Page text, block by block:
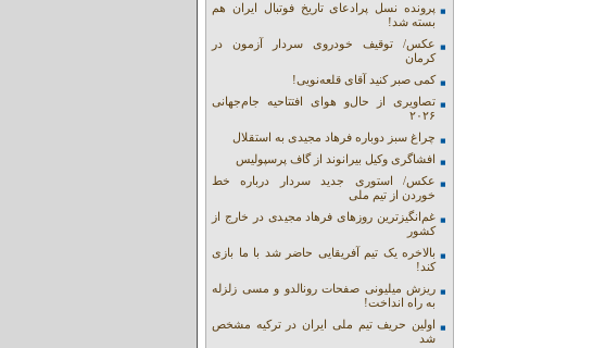
پرونده نسل پرادعای تاریخ فوتبال ایران هم
بسته شد!
عکس/ توقیف خودروی سردار آزمون در
کرمان
کمی صبر کنید آقای قلعه‌نویی!
تصاویری از حال‌و هوای افتتاحیه جام‌جهانی
۲۰۲۶
چراغ سبز دوباره فرهاد مجیدی به استقلال
افشاگری وکیل بیرانوند از گاف‌ پرسپولیس
عکس/ استوری جدید سردار درباره خط
خوردن از تیم ملی
غم‌انگیزترین روزهای فرهاد مجیدی در خارج از
کشور
بالاخره یک تیم آفریقایی حاضر شد با ما بازی
کند!
ریزش میلیونی صفحات رونالدو و مسی زلزله
به راه انداخت!
اولین حریف تیم ملی ایران در ترکیه مشخص
شد